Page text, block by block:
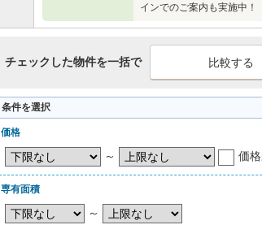
インでのご案内も実施中！
チェックした物件を一括で
条件を選択
価格
～ 価
専有面積
～